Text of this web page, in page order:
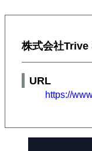
株式会社
URL
https://